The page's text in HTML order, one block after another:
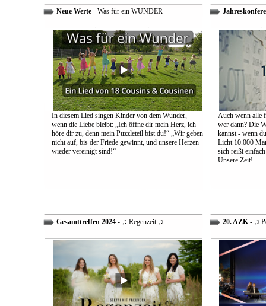
Neue Werte- Was für ein WUNDER
In diesem Lied singen Kinder von dem Wunder,
wenn die Liebe bleibt: „Ich öffne dir mein Herz, ich
höre dir zu, denn mein Puzzleteil bist du!“ „Wir geben
nicht auf, bis der Friede gewinnt, und unsere Herzen
wieder vereinigt sind!“
Auch wenn alle
wer dann? Die
kannst - wenn
Licht 10.000
sich reißt
Unsere Zeit!
Gesamttreffen 2024- ♫ Regenzeit ♫ 20. AZK- ♫